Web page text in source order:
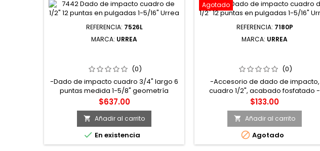
REFERENCIA: 7526L
MARCA: URREA
PULGADAS 1-5/8" URREA
(0)
-Dado de impacto cuadro 3/4" largo 6
puntas medida 1-5/8" geometría
lobular super-drive, acabado
fosfatado
Precio
$637.00
 Añadir al carrito
 En existencia
Agotado
REFERENCIA: 7180P
MARCA: URREA
2" URREA (0)
-Accesorio de dado de impacto,
cuadro 1/2", acabado fosfatado -
Longitud 2"
Precio
$133.00
 Añadir al carrito
 Agotado